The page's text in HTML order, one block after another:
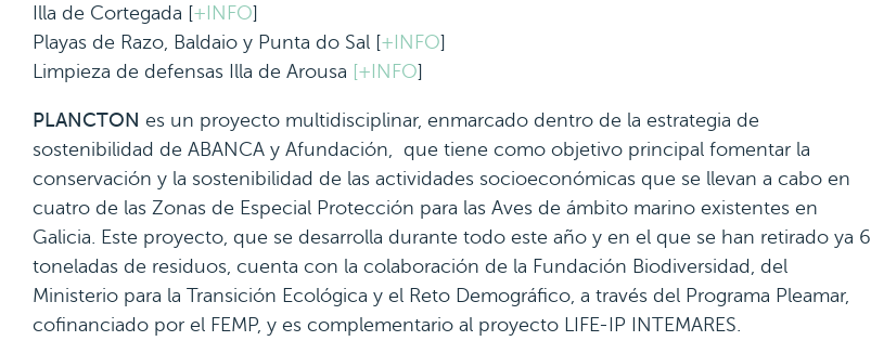
Illa de Cortegada [+INFO]
Playas de Razo, Baldaio y Punta do Sal [+INFO]
Limpieza de defensas Illa de Arousa [+INFO]
PLANCTON es un proyecto multidisciplinar, enmarcado dentro de la estrategia de
sostenibilidad de ABANCA y Afundación, que tiene como objetivo principal fomentar la
conservación y la sostenibilidad de las actividades socioeconómicas que se llevan a cabo en
cuatro de las Zonas de Especial Protección para las Aves de ámbito marino existentes en
Galicia. Este proyecto, que se desarrolla durante todo este año y en el que se han retirado ya 6
toneladas de residuos, cuenta con la colaboración de la Fundación Biodiversidad, del
Ministerio para la Transición Ecológica y el Reto Demográfico, a través del Programa Pleamar,
cofinanciado por el FEMP, y es complementario al proyecto LIFE-IP INTEMARES.